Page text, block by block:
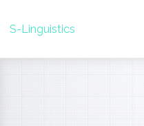
S-Linguistics